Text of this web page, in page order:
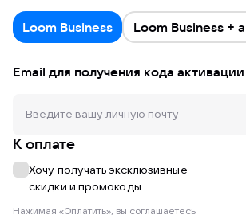
Loom Business Loom Business +
Email для получения кода активации
К оплате
Хочу получать эксклюзивные
скидки и промокоды
Нажимая «Оплатить», вы соглашаетесь